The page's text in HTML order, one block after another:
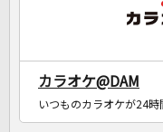
カラオケ@DAM
いつものカラオケが24時